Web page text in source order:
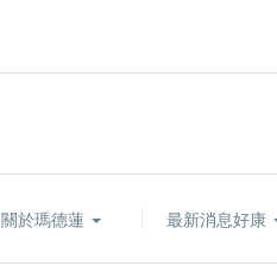
關於瑪德蓮 最新消息好康